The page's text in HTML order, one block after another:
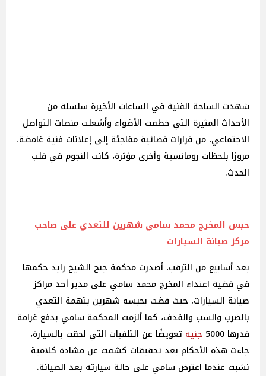
شهدت الساحة الفنية في الساعات الأخيرة سلسلة من
الأحداث المثيرة التي خطفت الأضواء وأشعلت منصات التواصل
الاجتماعي، من قرارات قضائية مفاجئة إلى إعلانات فنية غامضة،
مرورًا بلحظات رومانسية وأخرى مؤثرة، كانت النجوم في قلب
الحدث.
حبس المخرج محمد سامي شهرين للتعدي على صاحب
مركز صيانة السيارات
بعد أسابيع من الترقب، أصدرت محكمة جنح الشيخ زايد حكمها
في قضية اعتداء المخرج محمد سامي على مدير أحد مراكز
صيانة السيارات، حيث قضت بحبسه شهرين بتهمة التعدي
بالضرب والسب والقذف، كما ألزمت المحكمة سامي بدفع غرامة
قدرها 5000
جنيه تعويضًا عن التلفيات التي لحقت بالسيارة،
جاءت هذه الأحكام بعد تحقيقات كشفت عن مشادة كلامية
نشبت عندما اعترض سامي على حالة سيارته بعد الصيانة.